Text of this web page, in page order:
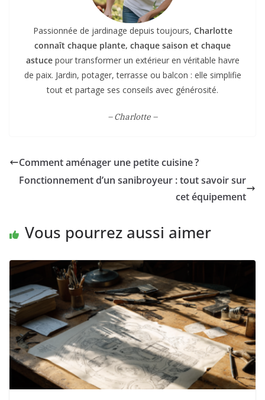
Passionnée de jardinage depuis toujours, Charlotte
connaît chaque plante, chaque saison et chaque
astucepour transformer un extérieur en véritable havre
de paix. Jardin, potager, terrasse ou balcon : elle simplifie
tout et partage ses conseils avec générosité.
– Charlotte –
Comment aménager une petite cuisine ?
Fonctionnement d’un sanibroyeur : tout savoir sur
cet équipement
Vous pourrez aussi aimer